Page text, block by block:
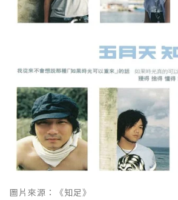
圖片來源：《知足》